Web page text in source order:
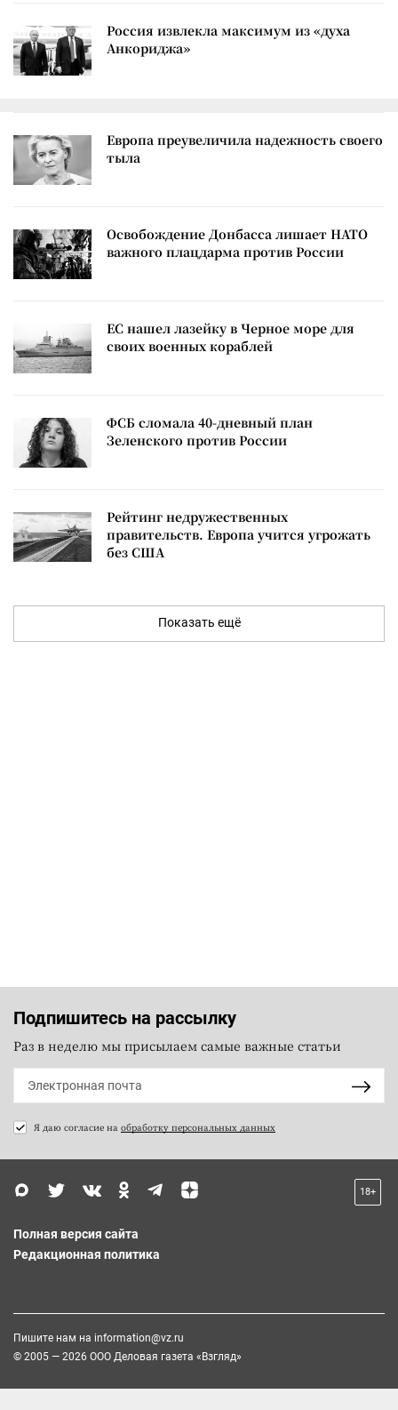
Россия извлекла максимум из «духа
Анкориджа»
Европа преувеличила надежность своего
тыла
Освобождение Донбасса лишает НАТО
важного плацдарма против России
ЕС нашел лазейку в Черное море для
своих военных кораблей
ФСБ сломала 40-дневный план
Зеленского против России
Рейтинг недружественных
правительств. Европа учится угрожать
без США
Показать ещё
Подпишитесь на рассылку
Раз в неделю мы присылаем самые важные статьи
Я даю согласие на обработку персональных данных
18+
Полная версия сайта
Редакционная политика
Пишите нам на information@vz.ru
© 2005 — 2026 ООО Деловая газета «Взгляд»